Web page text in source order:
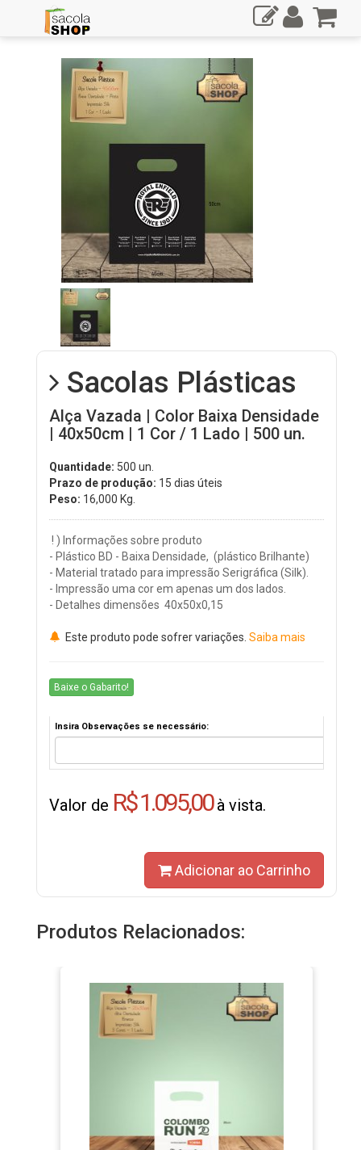
Sacolas Plásticas
Alça Vazada | Color Baixa Densidade
| 40x50cm | 1 Cor / 1 Lado | 500 un.
Quantidade: 500 un.
Prazo de produção: 15 dias úteis
Peso: 16,000 Kg.
! ) Informações sobre produto
- Plástico BD - Baixa Densidade, (plástico Brilhante)
- Material tratado para impressão Serigráfica (Silk).
- Impressão uma cor em apenas um dos lados.
- Detalhes dimensões 40x50x0,15
Este produto pode sofrer variações. Saiba mais
Baixe o Gabarito!
Insira Observações se necessário:
Valor de R$ 1.095,00à vista.
Adicionar ao Carrinho
Produtos Relacionados: